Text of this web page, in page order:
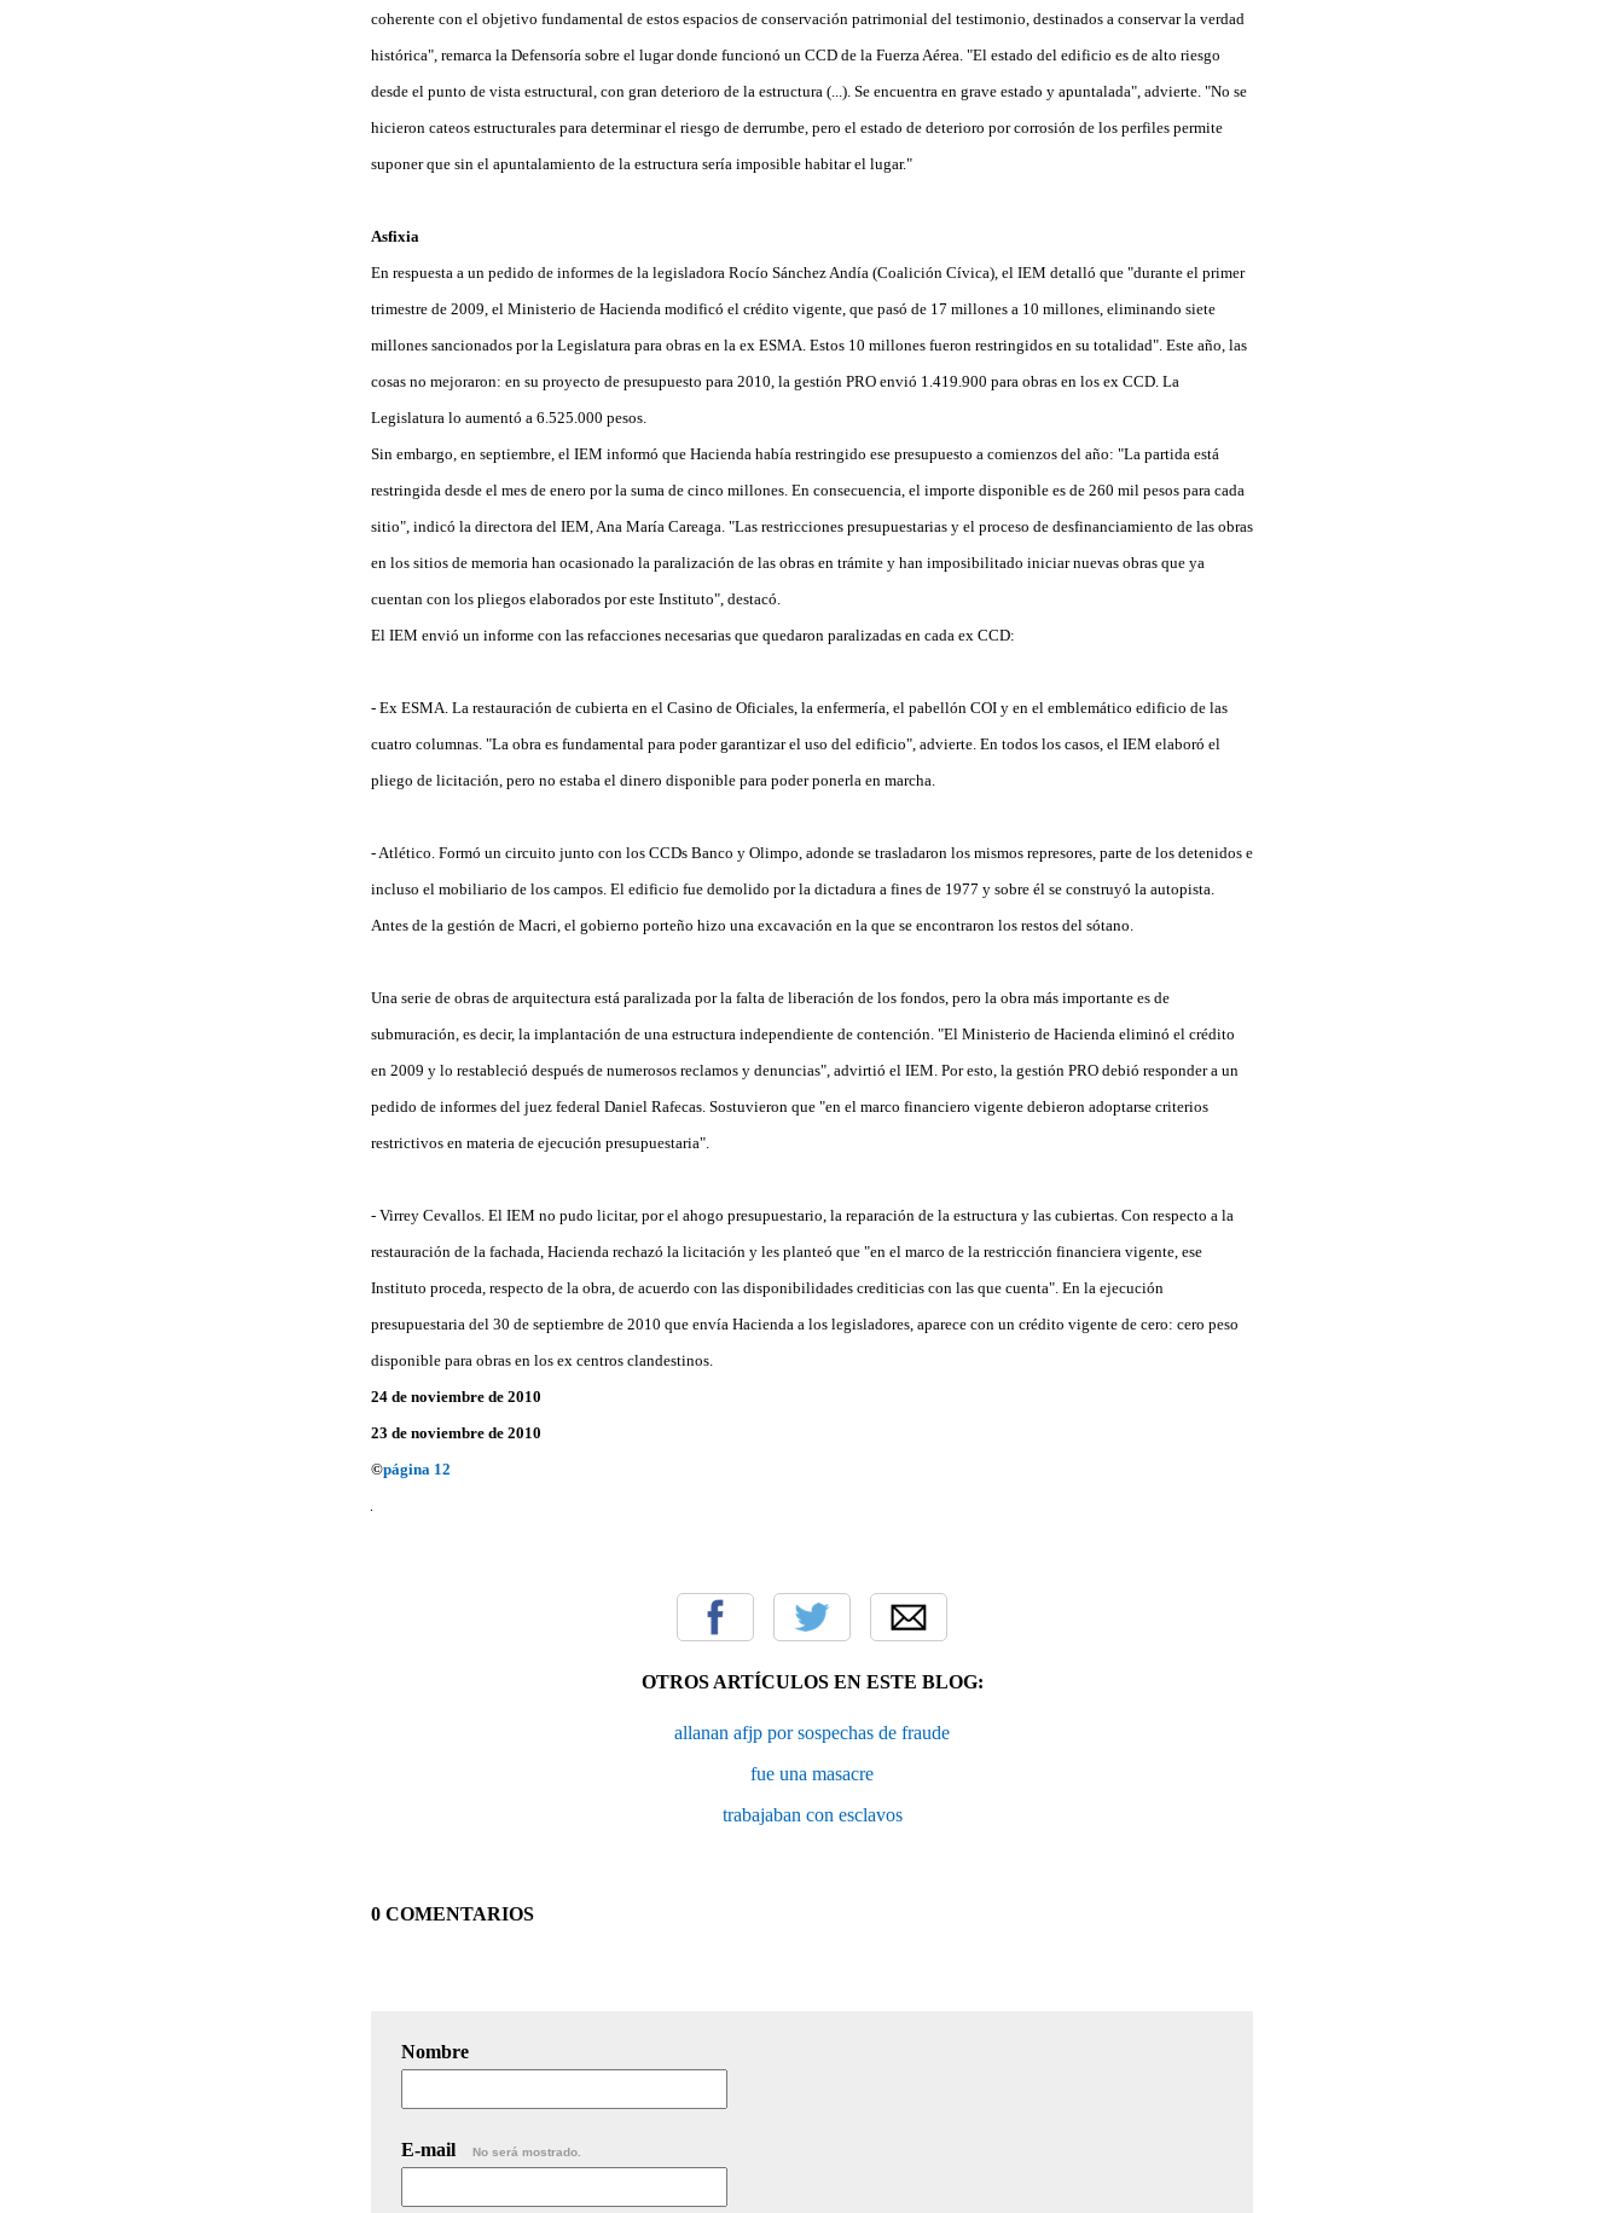
coherente con el objetivo fundamental de estos espacios de conservación patrimonial del testimonio, destinados a conservar la verdad
histórica", remarca la Defensoría sobre el lugar donde funcionó un CCD de la Fuerza Aérea. "El estado del edificio es de alto riesgo
desde el punto de vista estructural, con gran deterioro de la estructura (...). Se encuentra en grave estado y apuntalada", advierte. "No se
hicieron cateos estructurales para determinar el riesgo de derrumbe, pero el estado de deterioro por corrosión de los perfiles permite
suponer que sin el apuntalamiento de la estructura sería imposible habitar el lugar."
Asfixia
En respuesta a un pedido de informes de la legisladora Rocío Sánchez Andía (Coalición Cívica), el IEM detalló que "durante el primer
trimestre de 2009, el Ministerio de Hacienda modificó el crédito vigente, que pasó de 17 millones a 10 millones, eliminando siete
millones sancionados por la Legislatura para obras en la ex ESMA. Estos 10 millones fueron restringidos en su totalidad". Este año, las
cosas no mejoraron: en su proyecto de presupuesto para 2010, la gestión PRO envió 1.419.900 para obras en los ex CCD. La
Legislatura lo aumentó a 6.525.000 pesos.
Sin embargo, en septiembre, el IEM informó que Hacienda había restringido ese presupuesto a comienzos del año: "La partida está
restringida desde el mes de enero por la suma de cinco millones. En consecuencia, el importe disponible es de 260 mil pesos para cada
sitio", indicó la directora del IEM, Ana María Careaga. "Las restricciones presupuestarias y el proceso de desfinanciamiento de las obras
en los sitios de memoria han ocasionado la paralización de las obras en trámite y han imposibilitado iniciar nuevas obras que ya
cuentan con los pliegos elaborados por este Instituto", destacó.
El IEM envió un informe con las refacciones necesarias que quedaron paralizadas en cada ex CCD:
- Ex ESMA. La restauración de cubierta en el Casino de Oficiales, la enfermería, el pabellón COI y en el emblemático edificio de las
cuatro columnas. "La obra es fundamental para poder garantizar el uso del edificio", advierte. En todos los casos, el IEM elaboró el
pliego de licitación, pero no estaba el dinero disponible para poder ponerla en marcha.
- Atlético. Formó un circuito junto con los CCDs Banco y Olimpo, adonde se trasladaron los mismos represores, parte de los detenidos e
incluso el mobiliario de los campos. El edificio fue demolido por la dictadura a fines de 1977 y sobre él se construyó la autopista.
Antes de la gestión de Macri, el gobierno porteño hizo una excavación en la que se encontraron los restos del sótano.
Una serie de obras de arquitectura está paralizada por la falta de liberación de los fondos, pero la obra más importante es de
submuración, es decir, la implantación de una estructura independiente de contención. "El Ministerio de Hacienda eliminó el crédito
en 2009 y lo restableció después de numerosos reclamos y denuncias", advirtió el IEM. Por esto, la gestión PRO debió responder a un
pedido de informes del juez federal Daniel Rafecas. Sostuvieron que "en el marco financiero vigente debieron adoptarse criterios
restrictivos en materia de ejecución presupuestaria".
- Virrey Cevallos. El IEM no pudo licitar, por el ahogo presupuestario, la reparación de la estructura y las cubiertas. Con respecto a la
restauración de la fachada, Hacienda rechazó la licitación y les planteó que "en el marco de la restricción financiera vigente, ese
Instituto proceda, respecto de la obra, de acuerdo con las disponibilidades crediticias con las que cuenta". En la ejecución
presupuestaria del 30 de septiembre de 2010 que envía Hacienda a los legisladores, aparece con un crédito vigente de cero: cero peso
disponible para obras en los ex centros clandestinos.
24 de noviembre de 2010
23 de noviembre de 2010
©página 12
OTROS ARTÍCULOS EN ESTE BLOG:
allanan afjp por sospechas de fraude
fue una masacre
trabajaban con esclavos
0 COMENTARIOS
Nombre
E-mail No será mostrado.